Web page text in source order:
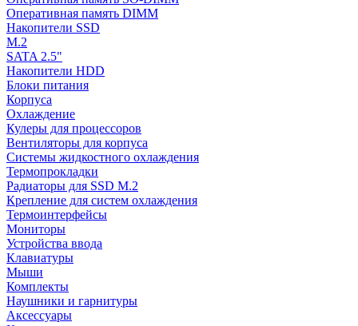
Оперативная память DIMM
Накопители SSD
M.2
SATA 2.5"
Накопители HDD
Блоки питания
Корпуса
Охлаждение
Кулеры для процессоров
Вентиляторы для корпуса
Системы жидкостного охлаждения
Термопрокладки
Радиаторы для SSD M.2
Крепление для систем охлаждения
Термоинтерфейсы
Мониторы
Устройства ввода
Клавиатуры
Мыши
Комплекты
Наушники и гарнитуры
Аксессуары